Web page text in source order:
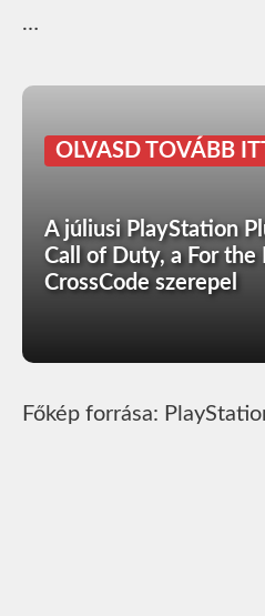
…
OLVASD TOVÁBB
A júliusi PlayStation
Call of Duty, a For the
CrossCode szerepel
Főkép forrása: